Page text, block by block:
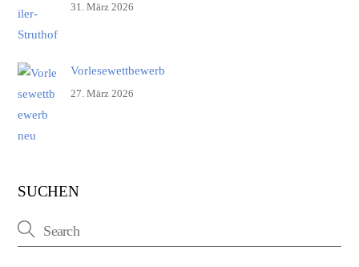
31. März 2026
Vorlesewettbewerb
27. März 2026
SUCHEN